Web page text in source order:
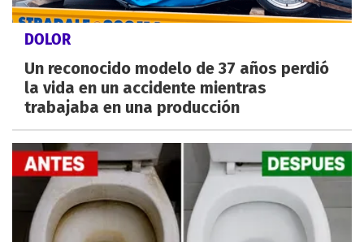
DOLOR
Un reconocido modelo de 37 años perdió
la vida en un accidente mientras
trabajaba en una producción